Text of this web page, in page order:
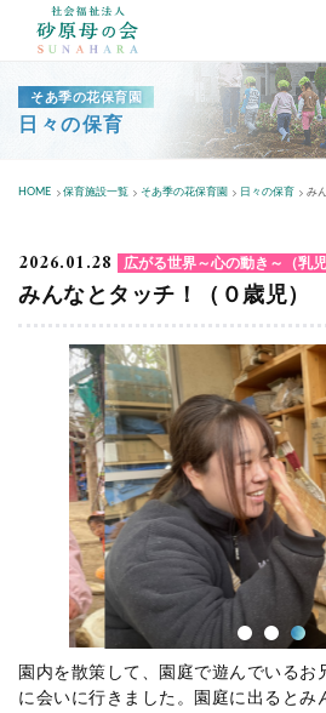
そあ季の花保育園
日々の保育
HOME 保育施設一覧 そあ季の花保育園 日々の保育 み
2026.01.28 広がる世界～心の動き～（乳児
みんなとタッチ！（０歳児）
園内を散策して、園庭で遊んでいるお
に会いに行きました。園庭に出るとみ